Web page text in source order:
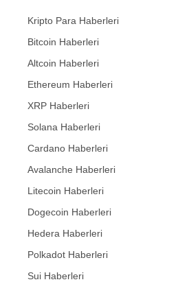
Kripto Para Haberleri
Bitcoin Haberleri
Altcoin Haberleri
Ethereum Haberleri
XRP Haberleri
Solana Haberleri
Cardano Haberleri
Avalanche Haberleri
Litecoin Haberleri
Dogecoin Haberleri
Hedera Haberleri
Polkadot Haberleri
Sui Haberleri